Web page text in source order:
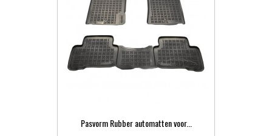
Pasvorm Rubber automatten voor...